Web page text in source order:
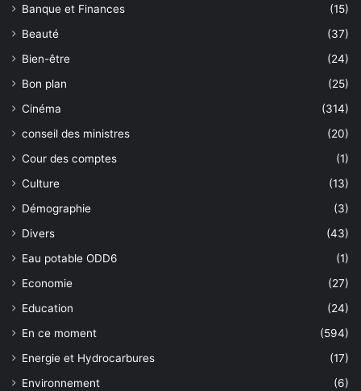
Banque et Finances
(15)
Beauté
(37)
Bien-être
(24)
Bon plan
(25)
Cinéma
(314)
conseil des ministres
(20)
Cour des comptes
(1)
Culture
(13)
Démographie
(3)
Divers
(43)
Eau potable ODD6
(1)
Economie
(27)
Education
(24)
En ce moment
(594)
Energie et Hydrocarbures
(17)
Environnement
(6)